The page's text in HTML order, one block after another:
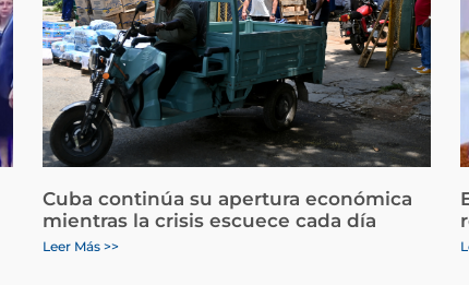
Cuba continúa su apertura económica
mientras la crisis escuece cada día
Leer Más >>